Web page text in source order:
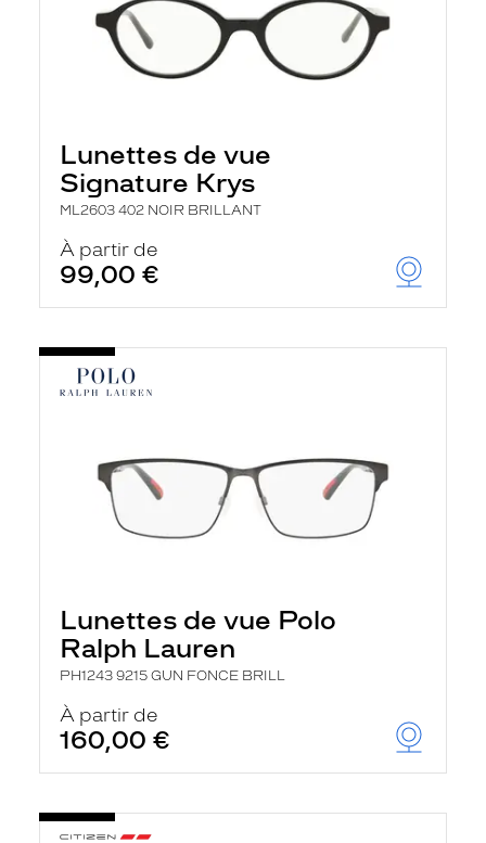
Lunettes de vue
Signature Krys
ML2603 402 NOIR BRILLANT
À partir de
99,00 €
Lunettes de vue Polo
Ralph Lauren
PH1243 9215 GUN FONCE BRILL
À partir de
160,00 €